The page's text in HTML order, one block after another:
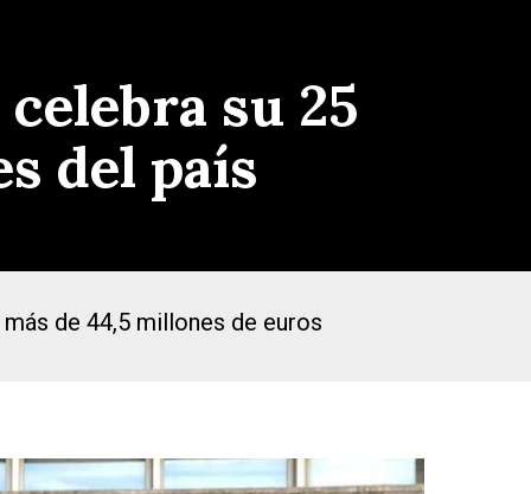
su 25
del país
de 44,5 millones de euros